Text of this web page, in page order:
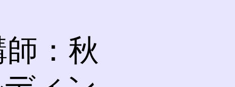
師：秋